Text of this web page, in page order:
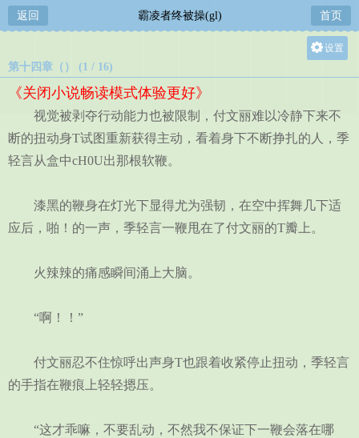
返回 霸凌者终被操(gl) 首页
设置
中
小
第十四章（） (1 / 16)
《关闭小说畅读模式体验更好》
视觉被剥夺行动能力也被限制，付文丽难以冷静下来不
断的扭动身T试图重新获得主动，看着身下不断挣扎的人，季
轻言从盒中cH0U出那根软鞭。
漆黑的鞭身在灯光下显得尤为强韧，在空中挥舞几下适
应后，啪！的一声，季轻言一鞭甩在了付文丽的T瓣上。
火辣辣的痛感瞬间涌上大脑。
“啊！！”
付文丽忍不住惊呼出声身T也跟着收紧停止扭动，季轻言
的手指在鞭痕上轻轻摁压。
“这才乖嘛，不要乱动，不然我不保证下一鞭会落在哪